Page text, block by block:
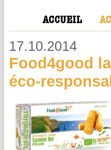
17.10.2014
Food4good
éco-